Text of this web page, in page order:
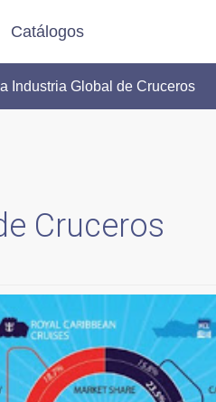
Catálogos
Industria Global de Cruceros
Cruceros